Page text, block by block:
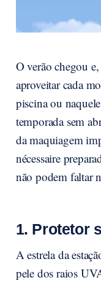
O verão chegou
aproveitar cada
piscina ou
temporada sem
da maquiagem
nécessaire
não podem faltar
1. Protetor
A estrela da
pele dos raios